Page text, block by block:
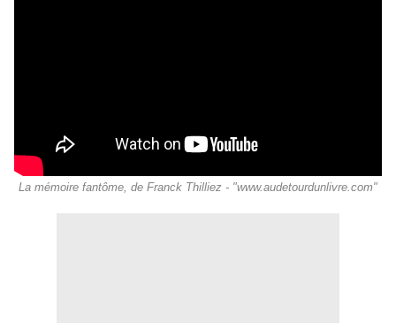
La mémoire fantôme, de Franck Thilliez - "www.audetourdunlivre.com"